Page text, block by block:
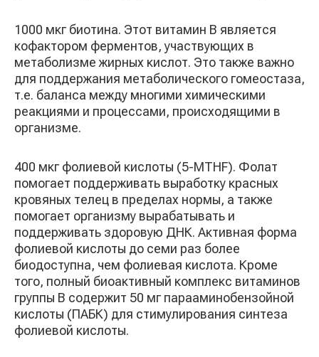
1000 мкг биотина. Этот витамин B является
кофактором ферментов, участвующих в
метаболизме жирных кислот. Это также важно
для поддержания метаболического гомеостаза,
т.е. баланса между многими химическими
реакциями и процессами, происходящими в
организме.
400 мкг фолиевой кислоты (5-MTHF). Фолат
помогает поддерживать выработку красных
кровяных телец в пределах нормы, а также
помогает организму вырабатывать и
поддерживать здоровую ДНК. Активная форма
фолиевой кислоты до семи раз более
биодоступна, чем фолиевая кислота. Кроме
того, полный биоактивный комплекс витаминов
группы B содержит 50 мг парааминобензойной
кислоты (ПАБК) для стимулирования синтеза
фолиевой кислоты.